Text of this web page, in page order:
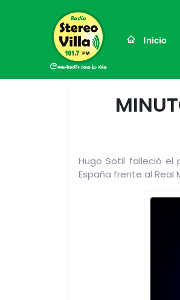
Inicio
Hugo Sotil falleció el
España frente al Real